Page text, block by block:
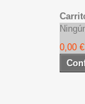
0,00 €